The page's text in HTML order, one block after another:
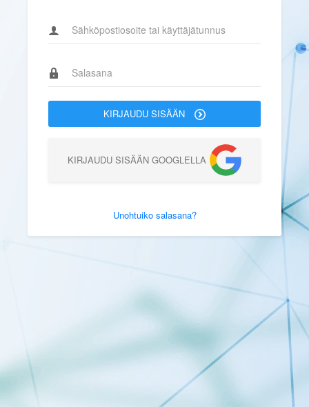
KIRJAUDU SISÄÄN
KIRJAUDU SISÄÄN GOOGLELLA
Unohtuiko salasana?